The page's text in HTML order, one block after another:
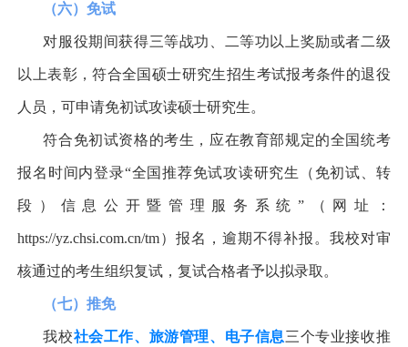
（六）免试
对服役期间获得三等战功、二等功以上奖励或者二级
以上表彰，符合全国硕士研究生招生考试报考条件的退役
人员，可申请免初试攻读硕士研究生。
符合免初试资格的考生，应在教育部规定的全国统考
报名时间内登录“全国推荐免试攻读研究生（免初试、转
段）信息公开暨管理服务系统 ”（网址：
https://yz.chsi.com.cn/tm）报名，逾期不得补报。我校对审
核通过的考生组织复试，复试合格者予以拟录取。
（七）推免
我校社会工作、旅游管理、电子信息三个专业接收推